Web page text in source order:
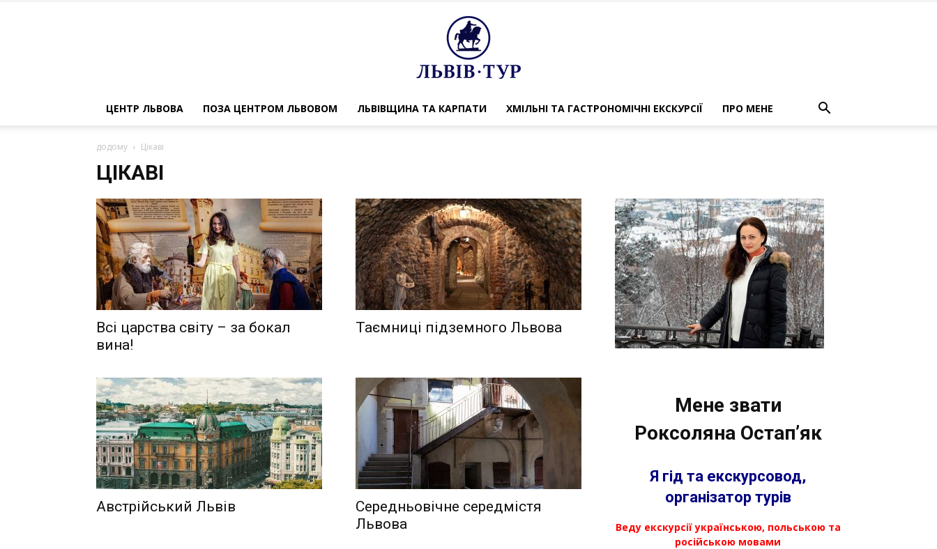
Тур
Роксоляною
Остап'як
ЦЕНТР ЛЬВОВА ПОЗА ЦЕНТРОМ ЛЬВОВОМ ЛЬВІВЩИНА ТА КАРПАТИ ХМІЛЬНІ ТА ГАСТРОНОМІЧНІ ЕКСКУРСІЇ ПРО МЕНЕ
додому Цікаві
ЦІКАВІ
Всі царства світу – за бокал
вина!
Таємниці підземного Львова
Австрійський Львів
Середньовічне середмістя
Львова
Мене звати
Роксоляна Остап’як
Я гід та екскурсовод,
організатор турів
Веду екскурсії українською, польською та
російською мовами